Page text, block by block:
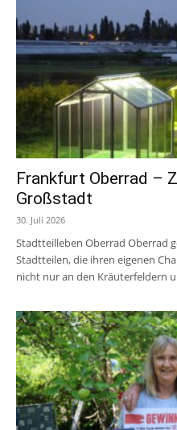
Frankfurt Oberrad –
Großstadt
30. Juli 2026
Stadtteilleben Oberrad Oberrad
Stadtteilen, die ihren eigenen
nicht nur an den Kräuterfeldern